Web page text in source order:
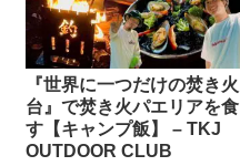
『世界に一つだけの焚き火
台』で焚き火パエリアを食
す【キャンプ飯】 – TKJ
OUTDOOR CLUB